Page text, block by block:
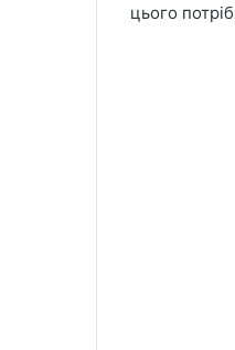
цього